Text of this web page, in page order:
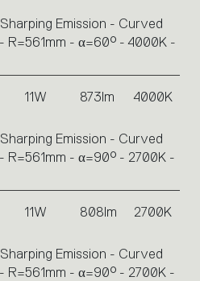
Emission - Curved
R=561mm - α=60° - 4000K -
11W 873lm 4000K
Emission - Curved
R=561mm - α=90° - 2700K -
11W 808lm 2700K
Emission - Curved
R=561mm - α=90° - 2700K -